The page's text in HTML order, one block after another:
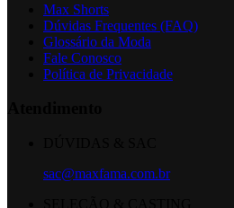
Max Shorts
Dúvidas Frequentes (FAQ)
Glossário da Moda
Fale Conosco
Política de Privacidade
sac@maxfama.com.br